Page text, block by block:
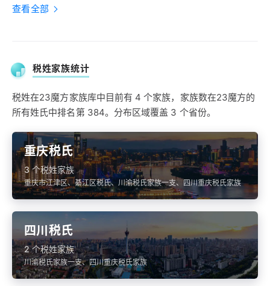
查看全部
税姓家族统计
税姓在23魔方家族库中目前有 4 个家族，家族数在23魔方的
所有姓氏中排名第 384。分布区域覆盖 3 个省份。
重庆税氏
3 个税姓家族
重庆市江津区、綦江区税氏、川渝税氏家族一支、四川重庆税氏家族
四川税氏
2 个税姓家族
川渝税氏家族一支、四川重庆税氏家族